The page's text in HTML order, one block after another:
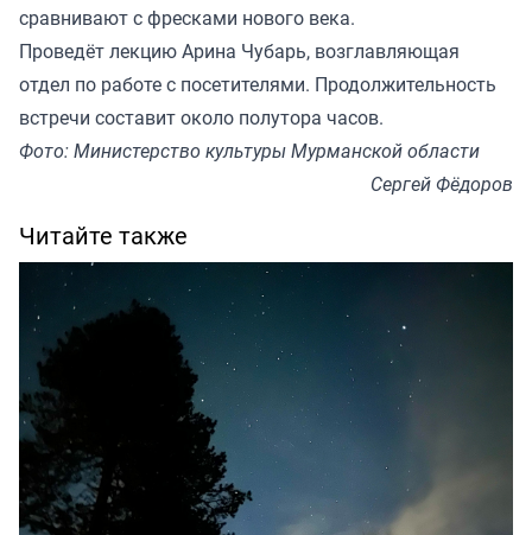
сравнивают с фресками нового века.
Проведёт лекцию Арина Чубарь, возглавляющая
отдел по работе с посетителями. Продолжительность
встречи составит около полутора часов.
Фото: Министерство культуры Мурманской области
Сергей Фёдоров
Читайте также